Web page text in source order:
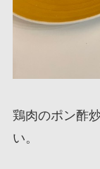
鶏肉のポン酢
い。